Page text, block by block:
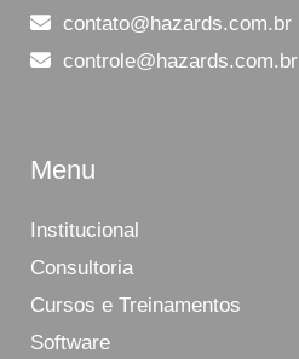
contato@hazards.com.br
controle@hazards.com.br
Menu
Institucional
Consultoria
Cursos e Treinamentos
Software